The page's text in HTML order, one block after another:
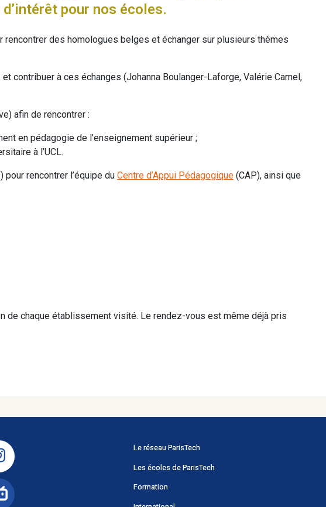
pour nos écoles.
rencontrer des homologues belges et échanger sur plusieurs thèmes
à ces échanges (Johanna Boulanger-Laforge, Valérie Camel,
afin de rencontrer :
en pédagogie de l’enseignement supérieur ;
à l’UCL.
pour rencontrer l’équipe du Centre d’Appui Pédagogique (CAP), ainsi que
chaque établissement visité. Le rendez-vous est même déjà pris
Menu
principal
Le réseau ParisTech
Les écoles de ParisTech
Formation